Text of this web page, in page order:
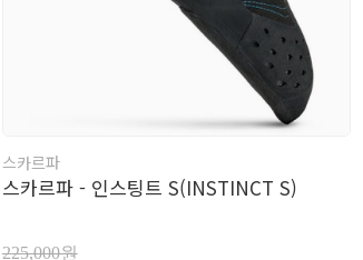
스카르파
스카르파 - 인스팅트 S(INSTINCT S)
225,000원